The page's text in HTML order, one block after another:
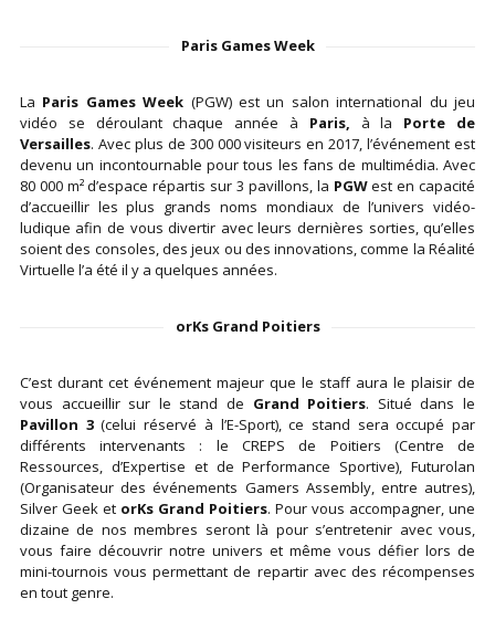
Paris Games Week
La Paris Games Week (PGW) est un salon international du jeu
vidéo se déroulant chaque année à Paris, à la Porte de
Versailles. Avec plus de 300 000 visiteurs en 2017, l’événement est
devenu un incontournable pour tous les fans de multimédia. Avec
80 000 m² d’espace répartis sur 3 pavillons, la PGWest en capacité
d’accueillir les plus grands noms mondiaux de l’univers vidéo-
ludique afin de vous divertir avec leurs dernières sorties, qu’elles
soient des consoles, des jeux ou des innovations, comme la Réalité
Virtuelle l’a été il y a quelques années.
orKs Grand Poitiers
C’est durant cet événement majeur que le staff aura le plaisir de
vous accueillir sur le stand de Grand Poitiers. Situé dans le
Pavillon 3(celui réservé à l’E-Sport), ce stand sera occupé par
différents intervenants : le CREPS de Poitiers (Centre de
Ressources, d’Expertise et de Performance Sportive), Futurolan
(Organisateur des événements Gamers Assembly, entre autres),
Silver Geek et orKs Grand Poitiers. Pour vous accompagner, une
dizaine de nos membres seront là pour s’entretenir avec vous,
vous faire découvrir notre univers et même vous défier lors de
mini-tournois vous permettant de repartir avec des récompenses
en tout genre.